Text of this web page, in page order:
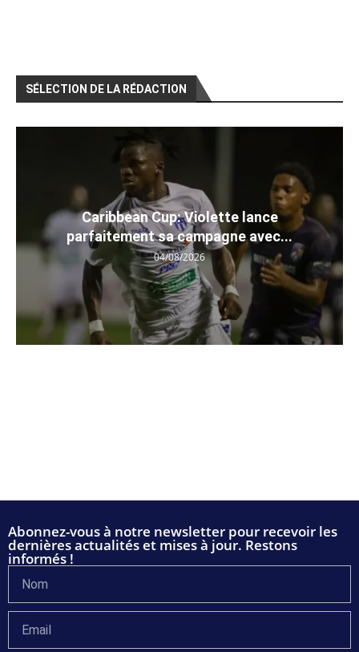
SÉLECTION DE LA RÉDACTION
Caribbean Cup: Violette lance
parfaitement sa campagne avec...
04/08/2026
Abonnez-vous à notre newsletter pour recevoir les
dernières actualités et mises à jour. Restons
informés !